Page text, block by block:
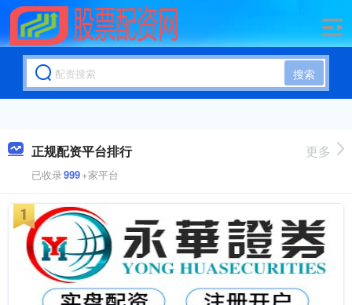
搜索
正规配资平台排行
已收录999+家平台
更多